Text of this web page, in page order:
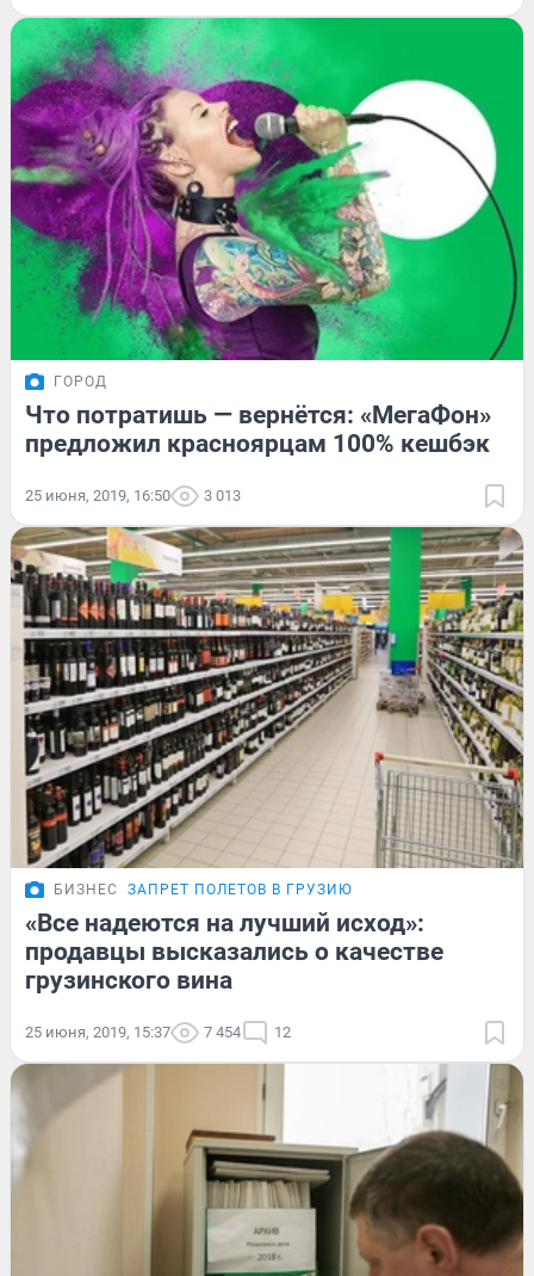
ГОРОД
Что потратишь — вернётся: «МегаФон»
предложил красноярцам 100% кешбэк
25 июня, 2019, 16:50 3 013
БИЗНЕС ЗАПРЕТ ПОЛЕТОВ В ГРУЗИЮ
«Все надеются на лучший исход»:
продавцы высказались о качестве
грузинского вина
25 июня, 2019, 15:37 7 454 12